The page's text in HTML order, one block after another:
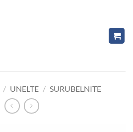
/ UNELTE / SURUBELNITE